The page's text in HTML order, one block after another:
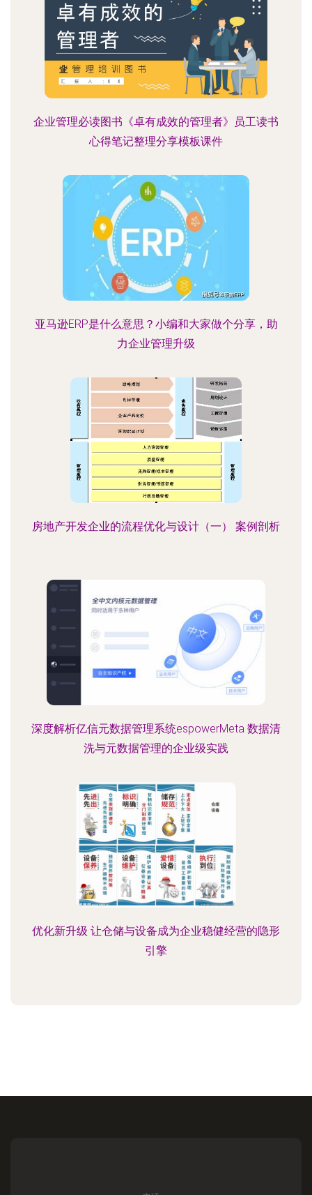
企业管理必读图书《卓有成效的管理者》员工读书
心得笔记整理分享模板课件
亚马逊ERP是什么意思？小编和大家做个分享，助
力企业管理升级
房地产开发企业的流程优化与设计（一） 案例剖析
深度解析亿信元数据管理系统espowerMeta 数据清
洗与元数据管理的企业级实践
优化新升级 让仓储与设备成为企业稳健经营的隐形
引擎